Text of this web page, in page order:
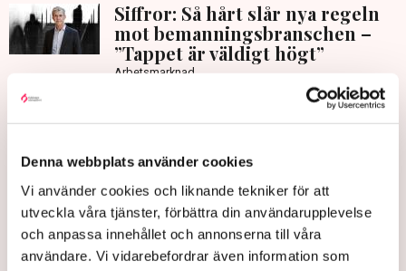
Denna webbplats använder cookies
Vi använder cookies och liknande tekniker för att
utveckla våra tjänster, förbättra din användarupplevelse
och anpassa innehållet och annonserna till våra
användare. Vi vidarebefordrar även information som
Siffror: Så hårt slår nya regeln
mot bemanningsbranschen –
”Tappet är väldigt högt”
Arbetsmarknad
Han menar att det har gjort det möjligt att bygga långsiktiga
– Det har lett till en långsiktighet och en tillit mellan
kundföretaget och bemanningsföretaget. Då kan de
samverka, dela data med varandra, hjälpa till med onboarding
och administrativa tjänster.
Irland brottas samtidigt, liksom Sverige, med kompetensbrist